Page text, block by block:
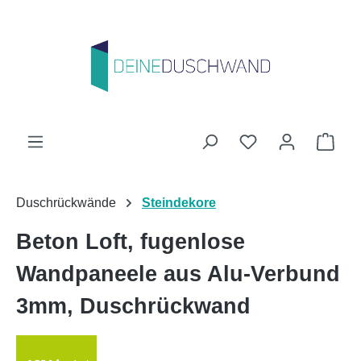
Du hast 0
Duschrückwände Steindekore
Beton Loft, fugenlose
Wandpaneele aus Alu-Verbund
3mm, Duschrückwand